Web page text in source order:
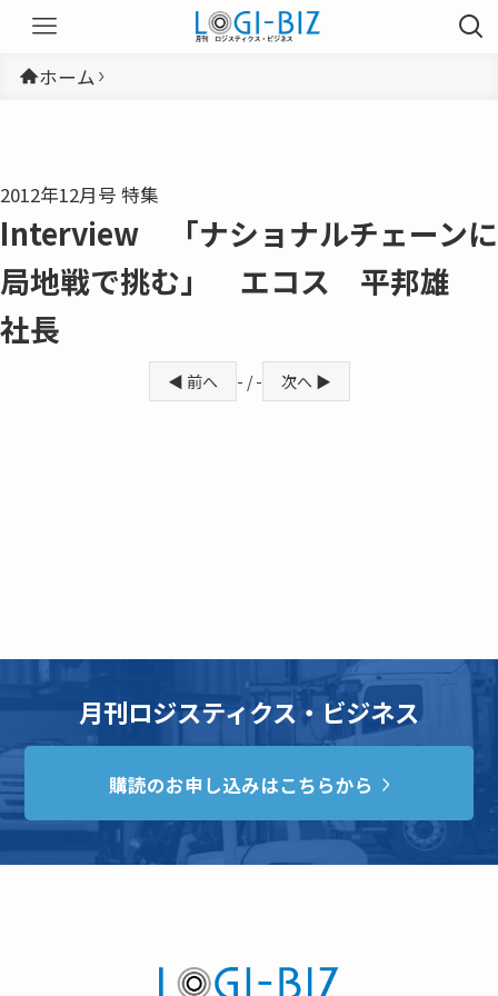
ホーム
2012年12月号 特集
Interview 「ナショナルチェーンに
局地戦で挑む」 エコス 平邦雄
社長
◀ 前へ - / - 次へ ▶
月刊ロジスティクス・ビジネス
購読のお申し込みはこちらから